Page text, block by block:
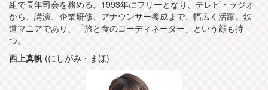
組で長年司会を務める。1993年にフリーとなり、テレビ・ラジオ
から、講演、企業研修、アナウンサー養成まで、幅広く活躍。鉄
道マニアであり、「旅と食のコーディネーター」という顔も持
つ。
西上真帆(にしがみ・まほ)